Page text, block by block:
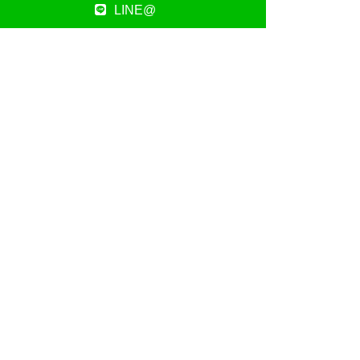
LINE@